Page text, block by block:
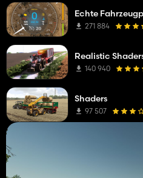
Echte
271 884
Realistic
140 940
Shaders
97 507